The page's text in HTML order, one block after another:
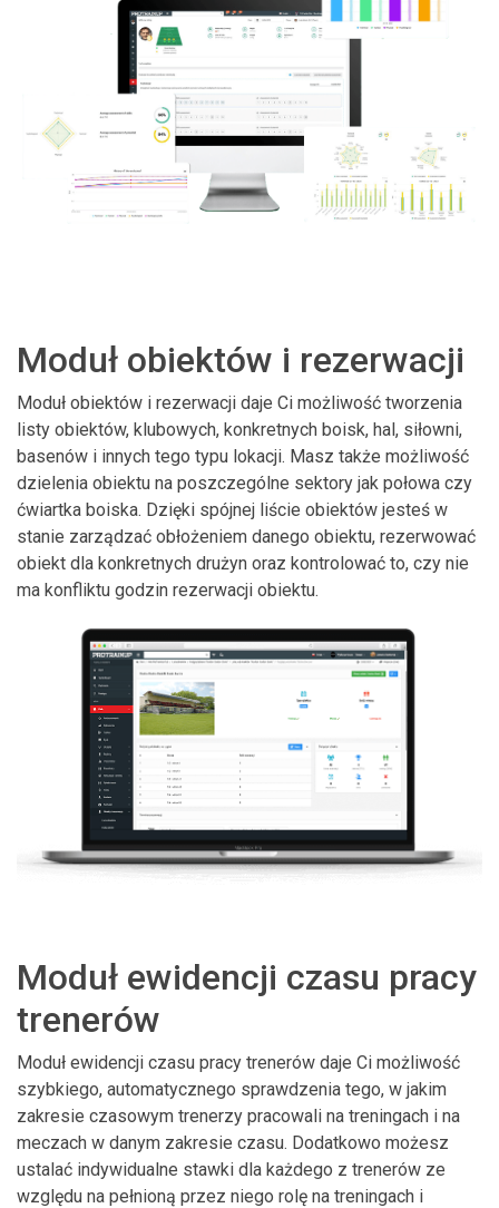
Moduł obiektów i rezerwacji
Moduł obiektów i rezerwacji daje Ci możliwość tworzenia
listy obiektów, klubowych, konkretnych boisk, hal, siłowni,
basenów i innych tego typu lokacji. Masz także możliwość
dzielenia obiektu na poszczególne sektory jak połowa czy
ćwiartka boiska. Dzięki spójnej liście obiektów jesteś w
stanie zarządzać obłożeniem danego obiektu, rezerwować
obiekt dla konkretnych drużyn oraz kontrolować to, czy nie
ma konfliktu godzin rezerwacji obiektu.
Moduł ewidencji czasu pracy
trenerów
Moduł ewidencji czasu pracy trenerów daje Ci możliwość
szybkiego, automatycznego sprawdzenia tego, w jakim
zakresie czasowym trenerzy pracowali na treningach i na
meczach w danym zakresie czasu. Dodatkowo możesz
ustalać indywidualne stawki dla każdego z trenerów ze
względu na pełnioną przez niego rolę na treningach i